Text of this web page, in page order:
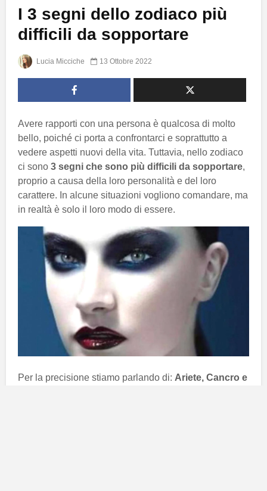
I 3 segni dello zodiaco più
difficili da sopportare
Lucia Micciche 13 Ottobre 2022
Avere rapporti con una persona è qualcosa di molto
bello, poiché ci porta a confrontarci e soprattutto a
vedere aspetti nuovi della vita. Tuttavia, nello zodiaco
ci sono 3 segni che sono più difficili da sopportare,
proprio a causa della loro personalità e del loro
carattere. In alcune situazioni vogliono comandare, ma
in realtà è solo il loro modo di essere.
Per la precisione stiamo parlando di: Ariete, Cancro e